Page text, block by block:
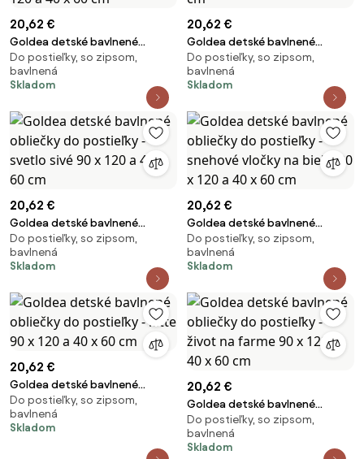
20,62 €
Goldea detské bavlnené
obliečky do postieľky - tekvice
na krémovom 90 x 120 a 40 x 60
cm
Do postieľky, so zipsom,
bavlnená
Skladom
20,62 €
Goldea detské bavlnené
obliečky do postieľky - citróny
90 x 120 a 40 x 60 cm
Do postieľky, so zipsom,
bavlnená
Skladom
20,62 €
Goldea detské bavlnené
obliečky do postieľky - svetlo
sivé 90 x 120 a 40 x 60 cm
Do postieľky, so zipsom,
bavlnená
Skladom
20,62 €
Goldea detské bavlnené
obliečky do postieľky - snehové
vločky na bielej 90 x 120 a 40 x
60 cm
Do postieľky, so zipsom,
bavlnená
Skladom
20,62 €
Goldea detské bavlnené
obliečky do postieľky - latte 90
x 120 a 40 x 60 cm
Do postieľky, so zipsom,
bavlnená
Skladom
20,62 €
Goldea detské bavlnené
obliečky do postieľky - život na
farme 90 x 120 a 40 x 60 cm
Do postieľky, so zipsom,
bavlnená
Skladom